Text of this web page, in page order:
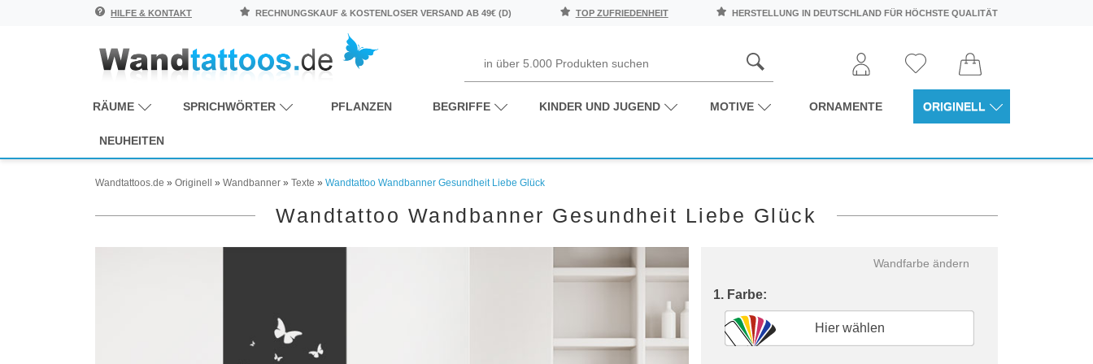
HILFE & KONTAKT RECHNUNGSKAUF & KOSTENLOSER VERSAND AB 49€ (D) TOP ZUFRIEDENHEIT HERSTELLUNG IN DEUTSCHLAND FÜR HÖCHSTE QUALITÄT
RÄUME SPRICHWÖRTER PFLANZEN BEGRIFFE KINDER UND JUGEND MOTIVE ORNAMENTE ORIGINELL
NEUHEITEN
Wandtattoos.de » Originell » Wandbanner » Texte » Wandtattoo Wandbanner Gesundheit Liebe Glück
Wandtattoo Wandbanner Gesundheit Liebe Glück
Wandfarbe ändern
1. Farbe:
Hier wählen